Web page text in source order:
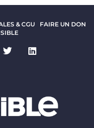
& CGU
FAIRE UN DON